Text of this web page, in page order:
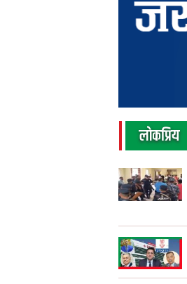
लाेकप्रिय